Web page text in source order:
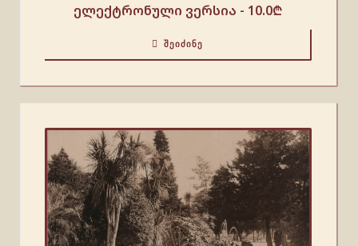
ელექტრონული ვერსია - 10.0₾
ᲨᲔᲘᲫᲘᲜᲔ